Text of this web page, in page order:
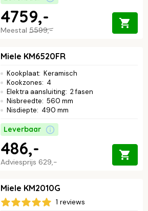
Meestal 5599,-
4759,-
Miele KM6520FR
Kookplaat: Keramisch
Kookzones: 4
Elektra aansluiting: 2 fasen
Nisbreedte: 560 mm
Nisdiepte: 490 mm
Leverbaar
Adviesprijs 629,-
486,-
Miele KM2010G
1 reviews